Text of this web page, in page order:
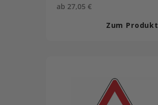
Sonderpreis
ab 27,05 €
Zum Produkt